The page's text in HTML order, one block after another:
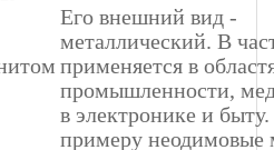
Его внешний вид -
металлический. В
применяется в
промышленности,
в электронике и
примеру неодимовые